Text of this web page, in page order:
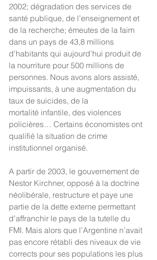
2002; dégradation des services de
santé publique, de l’enseignement et
de la recherche; émeutes de la faim
dans un pays de 43,8 millions
d’habitants qui aujourd’hui produit de
la nourriture pour 500 millions de
personnes. Nous avons alors assisté,
impuissants, à une augmentation du
taux de suicides, de la
mortalité infantile, des violences
policières… Certains économistes ont
qualifié la situation de crime
institutionnel organisé.
A partir de 2003, le gouvernement de
Nestor Kirchner, opposé à la doctrine
néolibérale, restructure et paye une
partie de la dette externe permettant
d’affranchir le pays de la tutelle du
FMI. Mais alors que l’Argentine n’avait
pas encore rétabli des niveaux de vie
corrects pour ses populations les plus